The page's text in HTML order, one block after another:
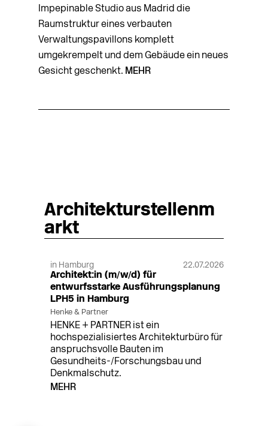
Impepinable Studio aus Madrid die
Raumstruktur eines verbauten
Verwaltungspavillons komplett
umgekrempelt und dem Gebäude ein neues
Gesicht geschenkt. MEHR
Architekturstellenm
arkt
in Hamburg 22.07.2026
Architekt:in (m/w/d) für
entwurfsstarke Ausführungsplanung
LPH5 in Hamburg
Henke & Partner
HENKE + PARTNER ist ein
hochspezialisiertes Architekturbüro für
anspruchsvolle Bauten im
Gesundheits-/Forschungsbau und
Denkmalschutz.
MEHR